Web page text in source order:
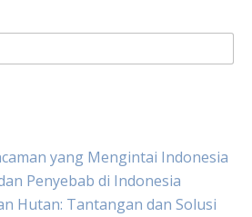
yang Mengintai Indonesia
Penyebab di Indonesia
Hutan: Tantangan dan Solusi